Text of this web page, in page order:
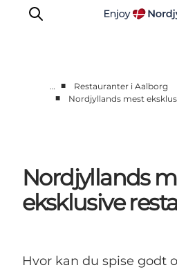
Guides
Det sker
For børn
… ■
Restauranter i Aalborg
■
Nordjyllands mest
Nordjyllands
eksklusive
Hvor kan du spise godt